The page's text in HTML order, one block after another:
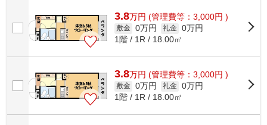
3.8万円 (管理費等：3,000円 )
敷金 0万円 礼金 0万円
1階 / 1R / 18.00㎡
3.8万円 (管理費等：3,000円 )
敷金 0万円 礼金 0万円
1階 / 1R / 18.00㎡